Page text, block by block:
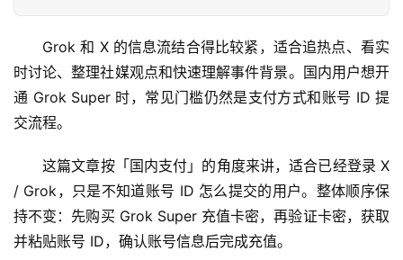
Grok 和 X 的信息流结合得比较紧，适合追热点、看实
时讨论、整理社媒观点和快速理解事件背景。国内用户想开
通 Grok Super 时，常见门槛仍然是支付方式和账号 ID 提
交流程。
这篇文章按「国内支付」的角度来讲，适合已经登录 X
/ Grok，只是不知道账号 ID 怎么提交的用户。整体顺序保
持不变：先购买 Grok Super 充值卡密，再验证卡密，获取
并粘贴账号 ID，确认账号信息后完成充值。